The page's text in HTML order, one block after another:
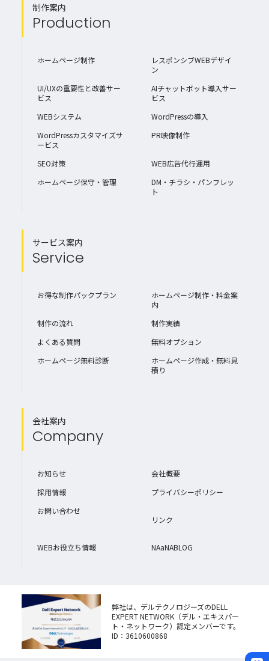
制作案内
Production
ホームページ制作
レスポンシブWEBデザイ
ン
UI/UXの重要性と改善サー
ビス
AIチャットボット導入サー
ビス
WEBシステム
WordPressの導入
WordPressカスタマイズサ
ービス
PR映像制作
SEO対策
WEB広告代行運用
ホームページ保守・管理
DM・チラシ・パンフレッ
ト
サービス案内
Service
お得な制作パックプラン
ホームページ制作・料金案
内
制作の流れ
制作実績
よくある質問
無料オプション
ホームページ無料診断
ホームページ作成・無料見
積り
会社案内
Company
お知らせ
会社概要
採用情報
プライバシーポリシー
お問い合わせ
リンク
WEBお役立ち情報 NAaNABLOG
弊社は、デルテクノロジーズのDELL
EXPERT NETWORK（デル・エキスパー
ト・ネットワーク）認定メンバーです。
ID：3610600868